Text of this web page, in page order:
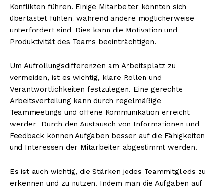
Konflikten führen. Einige Mitarbeiter könnten sich
überlastet fühlen, während andere möglicherweise
unterfordert sind. Dies kann die Motivation und
Produktivität des Teams beeinträchtigen.
Um Aufrollungsdifferenzen am Arbeitsplatz zu
vermeiden, ist es wichtig, klare Rollen und
Verantwortlichkeiten festzulegen. Eine gerechte
Arbeitsverteilung kann durch regelmäßige
Teammeetings und offene Kommunikation erreicht
werden. Durch den Austausch von Informationen und
Feedback können Aufgaben besser auf die Fähigkeiten
und Interessen der Mitarbeiter abgestimmt werden.
Es ist auch wichtig, die Stärken jedes Teammitglieds zu
erkennen und zu nutzen. Indem man die Aufgaben auf